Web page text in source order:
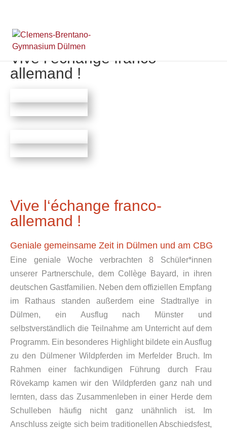
Vive l‘échange franco-
allemand !
Vive l‘échange franco-
allemand !
Geniale gemeinsame Zeit in Dülmen und am CBG
Eine geniale Woche verbrachten 8 Schüler*innen
unserer Partnerschule, dem Collège Bayard, in ihren
deutschen Gastfamilien. Neben dem offiziellen Empfang
im Rathaus standen außerdem eine Stadtrallye in
Dülmen, ein Ausflug nach Münster und
selbstverständlich die Teilnahme am Unterricht auf dem
Programm. Ein besonderes Highlight bildete ein Ausflug
zu den Dülmener Wildpferden im Merfelder Bruch. Im
Rahmen einer fachkundigen Führung durch Frau
Rövekamp kamen wir den Wildpferden ganz nah und
lernten, dass das Zusammenleben in einer Herde dem
Schulleben häufig nicht ganz unähnlich ist. Im
Anschluss zeigte sich beim traditionellen Abschiedsfest,